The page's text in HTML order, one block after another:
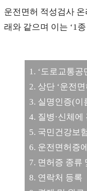
운전면허 적성검사
래와 같으며 이는 ‘1
1. ‘도로교통
2. 상단 ‘운전
3. 실명인증(이
4. 질병·신체
5. 국민건강보
6. 운전면허증
7. 면허증 종류
8. 연락처 등록